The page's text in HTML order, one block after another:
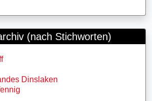
(nach Stichworten)
Dinslaken